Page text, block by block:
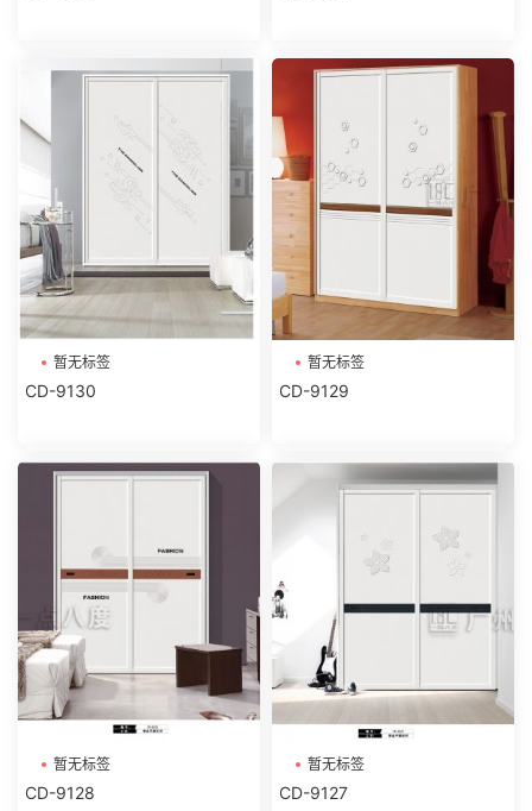
暂无标签
CD-9130
暂无标签
CD-9129
暂无标签
CD-9128
暂无标签
CD-9127